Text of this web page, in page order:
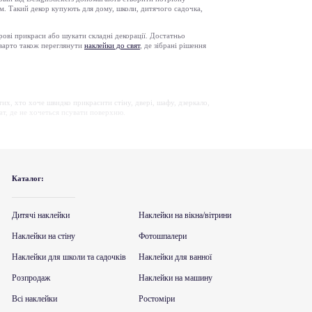
Такий декор купують для дому, школи, дитячого садочка,
прикраси або шукати складні декорації. Достатньо
також переглянути наклейки до свят, де зібрані рішення
хто хоче швидко прикрасити стіну, двері, шафу, дзеркало,
де не хочеться псувати поверхню.
у квартирах, школах, офісах, дитячих просторах,
чи не розпадається композиція на занадто дрібні
Каталог:
Дитячі наклейки Наклейки на вікна/вітрини
Наклейки на стіну Фотошпалери
Наклейки для школи та садочків Наклейки для ванної
Розпродаж Наклейки на машину
Всі наклейки Ростоміри